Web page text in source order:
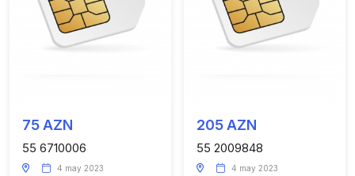
75 AZN
55 6710006
4 may 2023
205 AZN
55 2009848
4 may 2023